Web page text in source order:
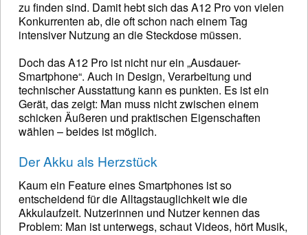
zu finden sind. Damit hebt sich das A12 Pro von vielen
Konkurrenten ab, die oft schon nach einem Tag
intensiver Nutzung an die Steckdose müssen.
Doch das A12 Pro ist nicht nur ein „Ausdauer-
Smartphone“. Auch in Design, Verarbeitung und
technischer Ausstattung kann es punkten. Es ist ein
Gerät, das zeigt: Man muss nicht zwischen einem
schicken Äußeren und praktischen Eigenschaften
wählen – beides ist möglich.
Der Akku als Herzstück
Kaum ein Feature eines Smartphones ist so
entscheidend für die Alltagstauglichkeit wie die
Akkulaufzeit. Nutzerinnen und Nutzer kennen das
Problem: Man ist unterwegs, schaut Videos, hört Musik,